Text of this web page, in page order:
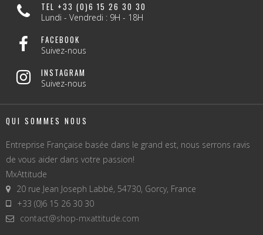
TEL +33 (0)6 15 26 30 30
Lundi - Vendredi : 9H - 18H
FACEBOOK
Suivez-nous
INSTAGRAM
Suivez-nous
QUI SOMMES NOUS
Entreprise Française basée dans le grand est, nous serrons ravis
de vous aider dans votre passion!
MxAttitude
20 rue Jean Joseph Labbé, 54730, Gorcy, France
+33 (0)6 15 26 30 30
contact@shop-mxattitude.com